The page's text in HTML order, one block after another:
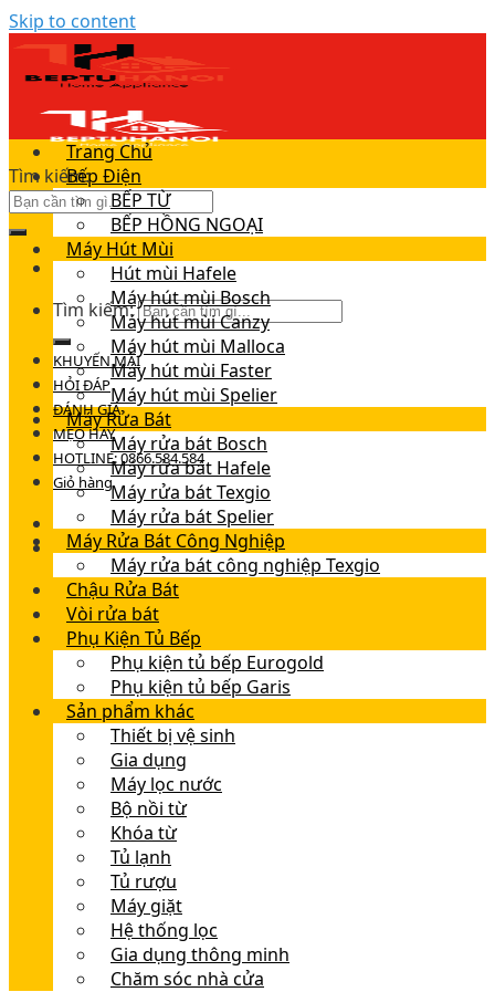
Skip to content
Tìm kiếm:
Tìm kiếm:
KHUYẾN MÃI
HỎI ĐÁP
ĐÁNH GIÁ
MẸO HAY
HOTLINE: 0866.584.584
Giỏ hàng
Trang Chủ
Bếp Điện
BẾP TỪ
BẾP HỒNG NGOẠI
Máy Hút Mùi
Hút mùi Hafele
Máy hút mùi Bosch
Máy hút mùi Canzy
Máy hút mùi Malloca
Máy hút mùi Faster
Máy hút mùi Spelier
Máy Rửa Bát
Máy rửa bát Bosch
Máy rửa bát Hafele
Máy rửa bát Texgio
Máy rửa bát Spelier
Máy Rửa Bát Công Nghiệp
Máy rửa bát công nghiệp Texgio
Chậu Rửa Bát
Vòi rửa bát
Phụ Kiện Tủ Bếp
Phụ kiện tủ bếp Eurogold
Phụ kiện tủ bếp Garis
Sản phẩm khác
Thiết bị vệ sinh
Gia dụng
Máy lọc nước
Bộ nồi từ
Khóa từ
Tủ lạnh
Tủ rượu
Máy giặt
Hệ thống lọc
Gia dụng thông minh
Chăm sóc nhà cửa